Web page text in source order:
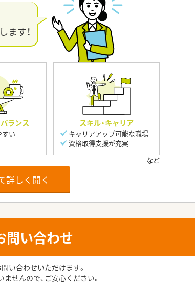
ます！
ランス
すい
スキル・キャリア
キャリアアップ可能な職場
資格取得支援が充実
詳しく聞く
問い合わせ
い合わせいただけます。
せんので、ご安心ください。